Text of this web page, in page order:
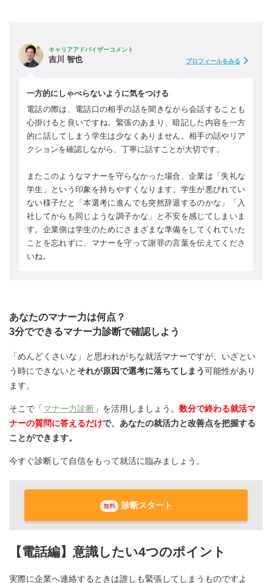
キャリアアドバイザーコメント
吉川 智也 プロフィールをみる
一方的にしゃべらないように気をつける
電話の際は、電話口の相手の話を聞きながら会話することも
心掛けると良いですね。緊張のあまり、暗記した内容を一方
的に話してしまう学生は少なくありません。相手の話やリア
クションを確認しながら、丁寧に話すことが大切です。
またこのようなマナーを守らなかった場合、企業は「失礼な
学生」という印象を持ちやすくなります。学生が悪びれてい
ない様子だと「本選考に進んでも突然辞退するのかな」「入
社してからも同じような調子かな」と不安を感じてしまいま
す。企業側は学生のためにさまざまな準備をしてくれていた
ことを忘れずに、マナーを守って謝罪の言葉を伝えてくださ
いね。
あなたのマナー力は何点？
3分でできるマナー力診断で確認しよう
「めんどくさいな」と思われがちな就活マナーですが、いざとい
う時にできないと それが原因で選考に落ちてしまう可能性があり
ます。
そこで「マナー力診断 」を活用しましょう。 数分で終わる就活マ
ナーの質問に答えるだけで、あなたの就活力と改善点を把握する
ことができます。
今すぐ診断して自信をもって就活に臨みましょう。
無料 診断スタート
【電話編】意識したい4つのポイント
実際に企業へ連絡するときは誰しも緊張してしまうものですよ